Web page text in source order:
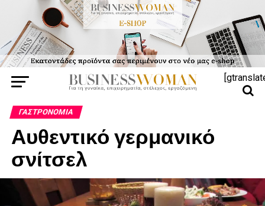
ΓΑΣΤΡΟΝΟΜΊΑ
Αυθεντικό γερμανικό
σνίτσελ